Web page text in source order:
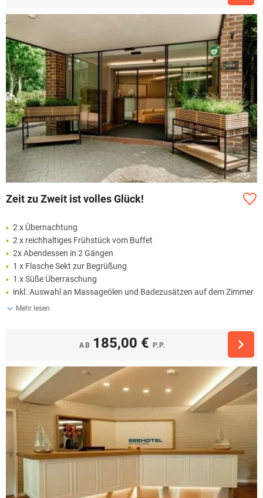
Zeit zu Zweit ist volles Glück!
2 x Übernachtung
2 x reichhaltiges Frühstück vom Buffet
2x Abendessen in 2 Gängen
1 x Flasche Sekt zur Begrüßung
1 x Süße Überraschung
inkl. Auswahl an Massageölen und Badezusätzen auf dem Zimmer
Mehr lesen
AB 185,00 € P.P.